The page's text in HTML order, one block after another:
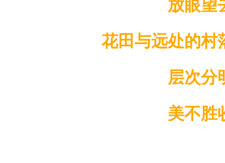
放眼望
花田与远处的村
层次分
美不胜